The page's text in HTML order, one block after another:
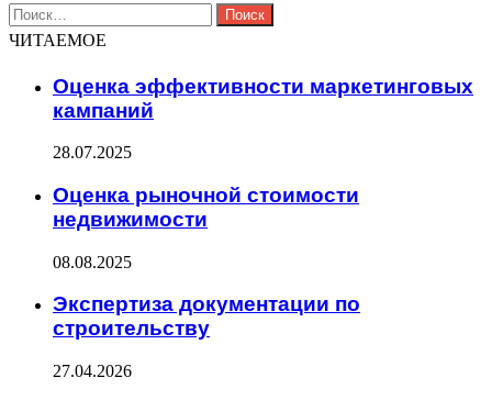
Найти:
ЧИТАЕМОЕ
Оценка эффективности маркетинговых
кампаний
28.07.2025
Оценка рыночной стоимости
недвижимости
08.08.2025
Экспертиза документации по
строительству
27.04.2026